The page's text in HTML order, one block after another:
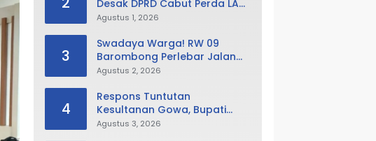
Desak DPRD Cabut Perda LAD,
Istana Balla Lompoa Diminta
Agustus 1, 2026
3
Swadaya Warga! RW 09
Barombong Perlebar Jalan
Lingkungan, Minta Pemkot Tak
Agustus 2, 2026
4
Respons Tuntutan
Kesultanan Gowa, Bupati
Husniah Buka Peluang
Agustus 3, 2026